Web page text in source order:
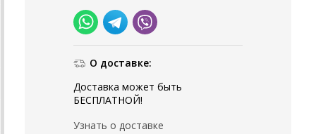
О доставке:
Доставка может быть
БЕСПЛАТНОЙ!
Узнать о доставке